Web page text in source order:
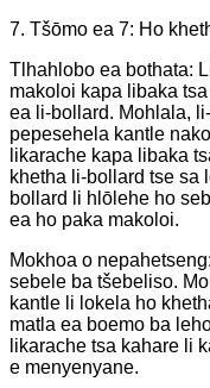
7. Tšōmo ea 7: Ho
Tlhahlobo ea bothata:
makoloi kapa libaka
ea li-bollard. Mohlala,
pepesehela kantle
likarache kapa libaka
khetha li-bollard tse sa
bollard li hlōlehe ho
ea ho paka makoloi.
Mokhoa o
sebele ba tšebeliso.
kantle li lokela ho
matla ea boemo ba
likarache tsa kahare li
e menyenyane.